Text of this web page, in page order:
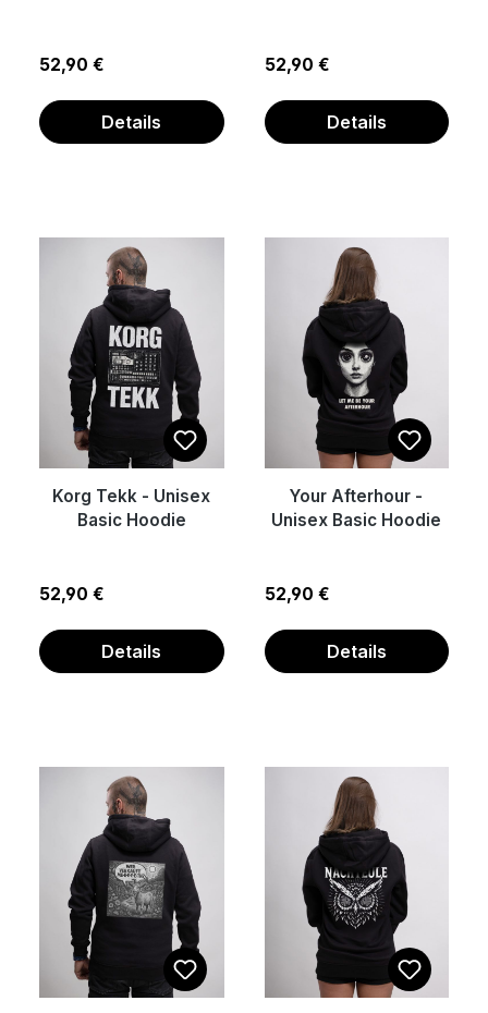
Regulärer Preis:
52,90 €
Details
Regulärer Preis:
52,90 €
Details
Korg Tekk - Unisex
Basic Hoodie
Regulärer Preis:
52,90 €
Details
Your Afterhour -
Unisex Basic Hoodie
Regulärer Preis:
52,90 €
Details